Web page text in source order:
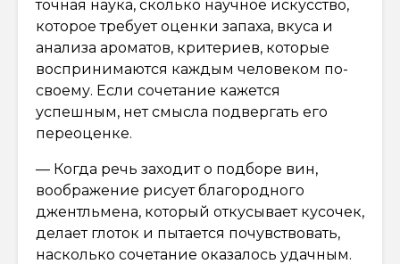
точная наука, сколько научное искусство,
которое требует оценки запаха, вкуса и
анализа ароматов, критериев, которые
воспринимаются каждым человеком по-
своему. Если сочетание кажется
успешным, нет смысла подвергать его
переоценке.
— Когда речь заходит о подборе вин,
воображение рисует благородного
джентльмена, который откусывает кусочек,
делает глоток и пытается почувствовать,
насколько сочетание оказалось удачным.